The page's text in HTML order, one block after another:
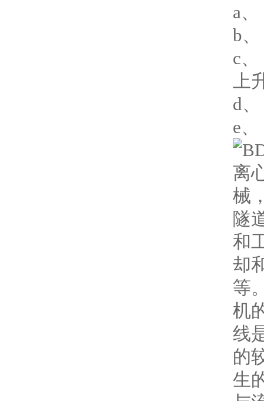
a
b
c
上
d
e
离
械
隧
和
却
等
机
线
的
生